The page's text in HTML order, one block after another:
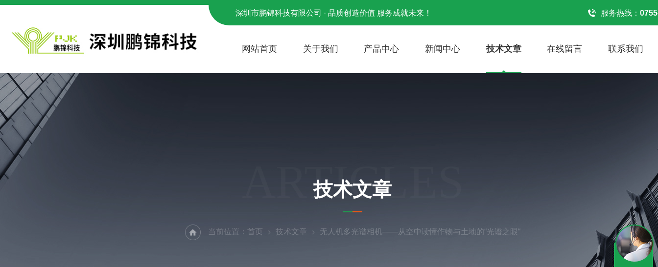
深圳市鹏锦科技有限公司 · 品质创造价值 服务成就未来！ 服务热线：
网站首页 关于我们 产品中心 新闻中心 技术文章 在线留言 联系我们
ARTICLES
技术文章
当前位置： 首页 技术文章 无人机多光谱相机——从空中读懂作物与土地的“光谱之眼“